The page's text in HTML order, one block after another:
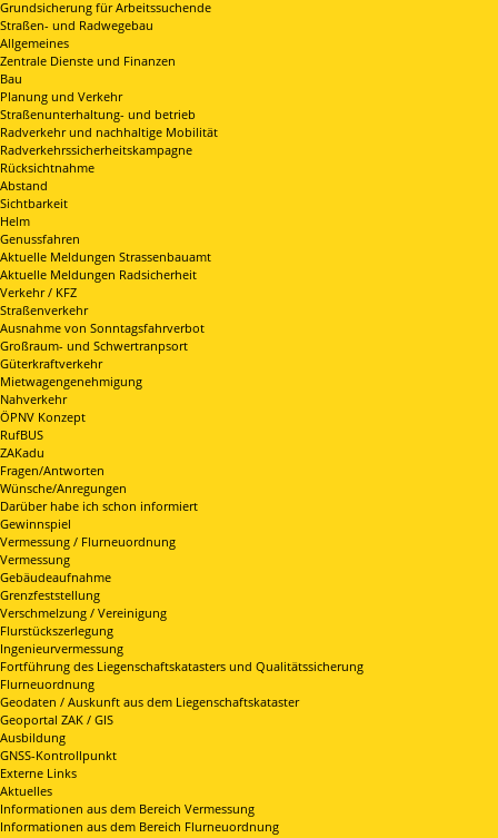
Grundsicherung für Arbeitssuchende
Straßen- und Radwegebau
Allgemeines
Zentrale Dienste und Finanzen
Bau
Planung und Verkehr
Straßenunterhaltung- und betrieb
Radverkehr und nachhaltige Mobilität
Radverkehrssicherheitskampagne
Rücksichtnahme
Abstand
Sichtbarkeit
Helm
Genussfahren
Aktuelle Meldungen Strassenbauamt
Aktuelle Meldungen Radsicherheit
Verkehr / KFZ
Straßenverkehr
Ausnahme von Sonntagsfahrverbot
Großraum- und Schwertranpsort
Güterkraftverkehr
Mietwagengenehmigung
Nahverkehr
ÖPNV Konzept
RufBUS
ZAKadu
Fragen/Antworten
Wünsche/Anregungen
Darüber habe ich schon informiert
Gewinnspiel
Vermessung / Flurneuordnung
Vermessung
Gebäudeaufnahme
Grenzfeststellung
Verschmelzung / Vereinigung
Flurstückszerlegung
Ingenieurvermessung
Fortführung des Liegenschaftskatasters und Qualitätssicherung
Flurneuordnung
Geodaten / Auskunft aus dem Liegenschaftskataster
Geoportal ZAK / GIS
Ausbildung
GNSS-Kontrollpunkt
Externe Links
Aktuelles
Informationen aus dem Bereich Vermessung
Informationen aus dem Bereich Flurneuordnung